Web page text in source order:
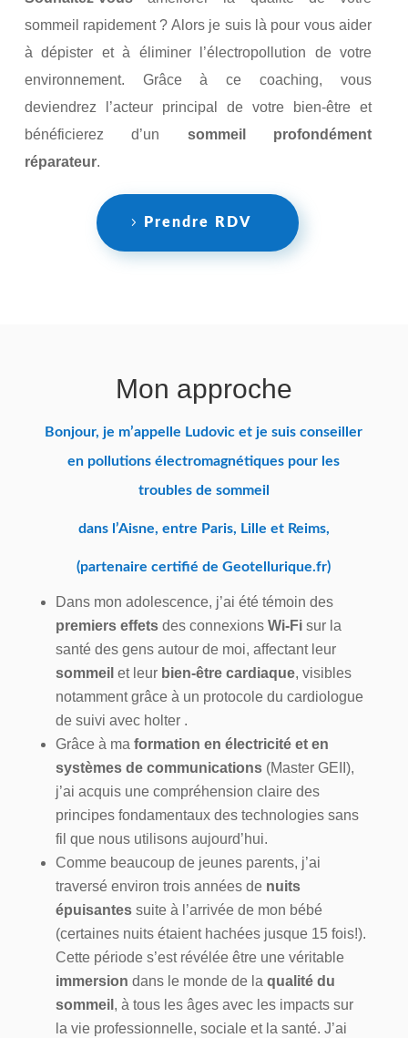
sommeil rapidement ? Alors je suis là pour vous aider
à dépister et à éliminer l’électropollution de votre
environnement. Grâce à ce coaching, vous
deviendrez l’acteur principal de votre bien-être et
bénéficierez d’un sommeil profondément
réparateur.
Prendre RDV
Mon approche
Bonjour, je m’appelle Ludovic et je suis conseiller
en pollutions électromagnétiques pour les
troubles de sommeil
dans l’Aisne, entre Paris, Lille et Reims,
(partenaire certifié deGeotellurique.fr)
Dans mon adolescence, j’ai été témoin des
premiers effetsdes connexions Wi-Fisur la
santé des gens autour de moi, affectant leur
sommeil et leur bien-être cardiaque, visibles
notamment grâce à un protocole du cardiologue
de suivi avec holter .
Grâce à ma formation en électricité et en
systèmes de communications(Master GEII),
j’ai acquis une compréhension claire des
principes fondamentaux des technologies sans
fil que nous utilisons aujourd’hui.
Comme beaucoup de jeunes parents, j’ai
traversé environ trois années de nuits
épuisantessuite à l’arrivée de mon bébé
(certaines nuits étaient hachées jusque 15 fois!).
Cette période s’est révélée être une véritable
immersion dans le monde de la qualité du
sommeil , à tous les âges avec les impacts sur
la vie professionnelle, sociale et la santé. J’ai